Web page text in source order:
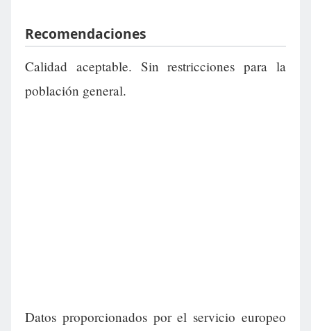
Recomendaciones
Calidad aceptable. Sin restricciones para la
población general.
Datos proporcionados por el servicio europeo